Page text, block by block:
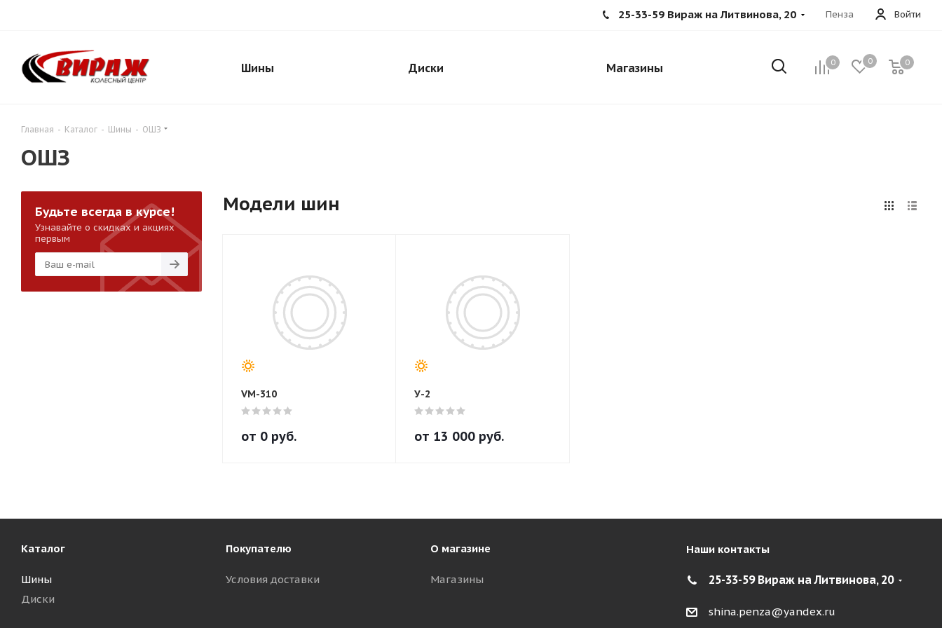
Войти
Пенза
25-33-59 Вираж на Литвинова, 20
0 0 0
Шины Диски Магазины
Главная - Каталог - Шины - ОШЗ
ОШЗ
Модели шин
VM-310
от 0 руб.
У-2
от 13 000 руб.
Будьте всегда в курсе!
Узнавайте о скидках и акциях
первым
Каталог
Шины
Диски
Покупателю
Условия доставки
О магазине
Магазины
Наши контакты
25-33-59 Вираж на Литвинова, 20
shina.penza@yandex.ru